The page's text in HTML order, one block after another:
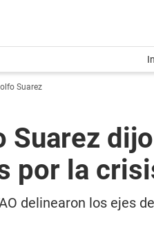
Suarez
Suarez
por la
delinearon los ejes